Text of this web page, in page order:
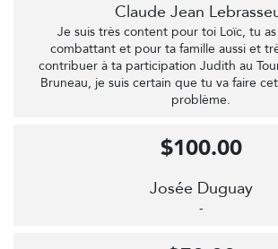
Claude Jean
Je suis très content pour toi Loïc, tu
combattant et pour ta famille aussi et
contribuer à ta participation Judith au
Bruneau, je suis certain que tu va faire
problème.
Josée Duguay
-
$100.00